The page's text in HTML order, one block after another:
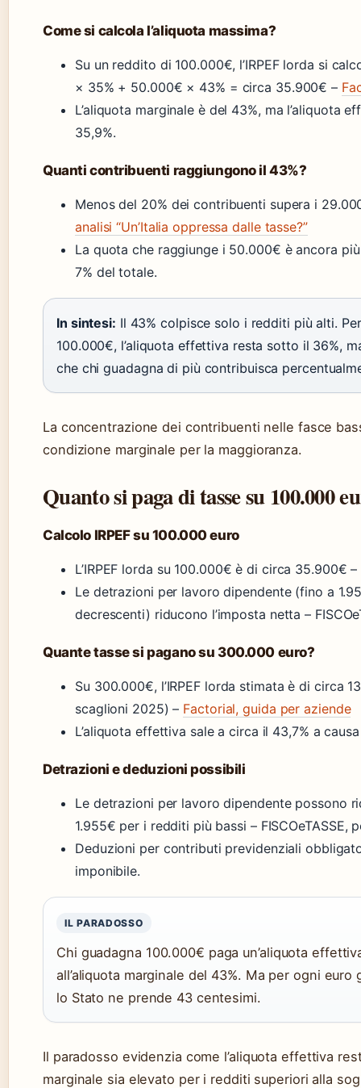
Come si calcola l’aliquota massima?
Su un reddito di 100.000€, l’IRPEF lorda si
× 35% + 50.000€ × 43% = circa 35.900€ –
L’aliquota marginale è del 43%, ma l’aliquota
35,9%.
Quanti contribuenti raggiungono il 43%?
Menos del 20% dei contribuenti supera i
analisi “Un’Italia oppressa dalle tasse?”
La quota che raggiunge i 50.000€ è ancora
7% del totale.
In sintesi: Il 43% colpisce solo i redditi più alti.
100.000€, l’aliquota effettiva resta sotto il 36%,
che chi guadagna di più contribuisca
La concentrazione dei contribuenti nelle fasce
condizione marginale per la maggioranza.
Quanto si paga di tasse su 100.000
Calcolo IRPEF su 100.000 euro
L’IRPEF lorda su 100.000€ è di circa 35.900€ –
Le detrazioni per lavoro dipendente (fino a
decrescenti) riducono l’imposta netta –
Quante tasse si pagano su 300.000 euro?
Su 300.000€, l’IRPEF lorda stimata è di circa
scaglioni 2025) – Factorial, guida per aziende
L’aliquota effettiva sale a circa il 43,7% a
Detrazioni e deduzioni possibili
Le detrazioni per lavoro dipendente possono
1.955€ per i redditi più bassi – FISCOeTASSE,
Deduzioni per contributi previdenziali
imponibile.
IL PARADOSSO
Chi guadagna 100.000€ paga un’aliquota
all’aliquota marginale del 43%. Ma per ogni
lo Stato ne prende 43 centesimi.
Il paradosso evidenzia come l’aliquota effettiva
marginale sia elevato per i redditi superiori alla